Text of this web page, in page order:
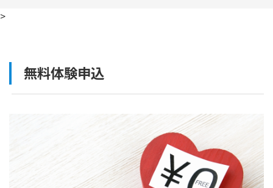
>
無料体験申込